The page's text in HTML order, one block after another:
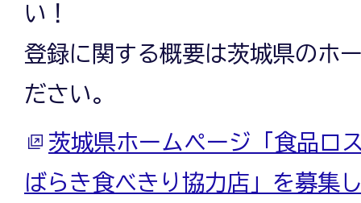
い！
登録に関する概要は茨城県のホ
ださい。
茨城県ホームページ「食品ロ
ばらき食べきり協力店」を募集